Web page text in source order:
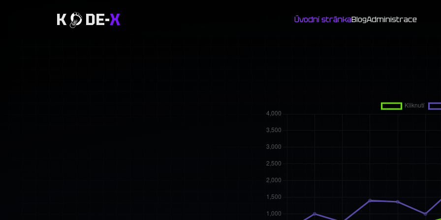
K DE-X Úvodní stránkaBlogAdministrace